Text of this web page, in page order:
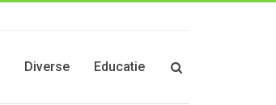
Diverse Educatie